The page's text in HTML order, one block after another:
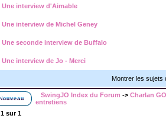
Une interview d'Aimable
Une interview de Michel Geney
Une seconde interview de Buffalo
Une interview de Jo - Merci
Montrer les sujets
SwingJO Index du Forum -> Charlan
entretiens
1sur1